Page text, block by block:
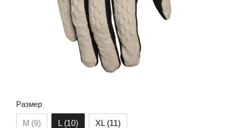
Размер
M (9) L (10) XL (11)